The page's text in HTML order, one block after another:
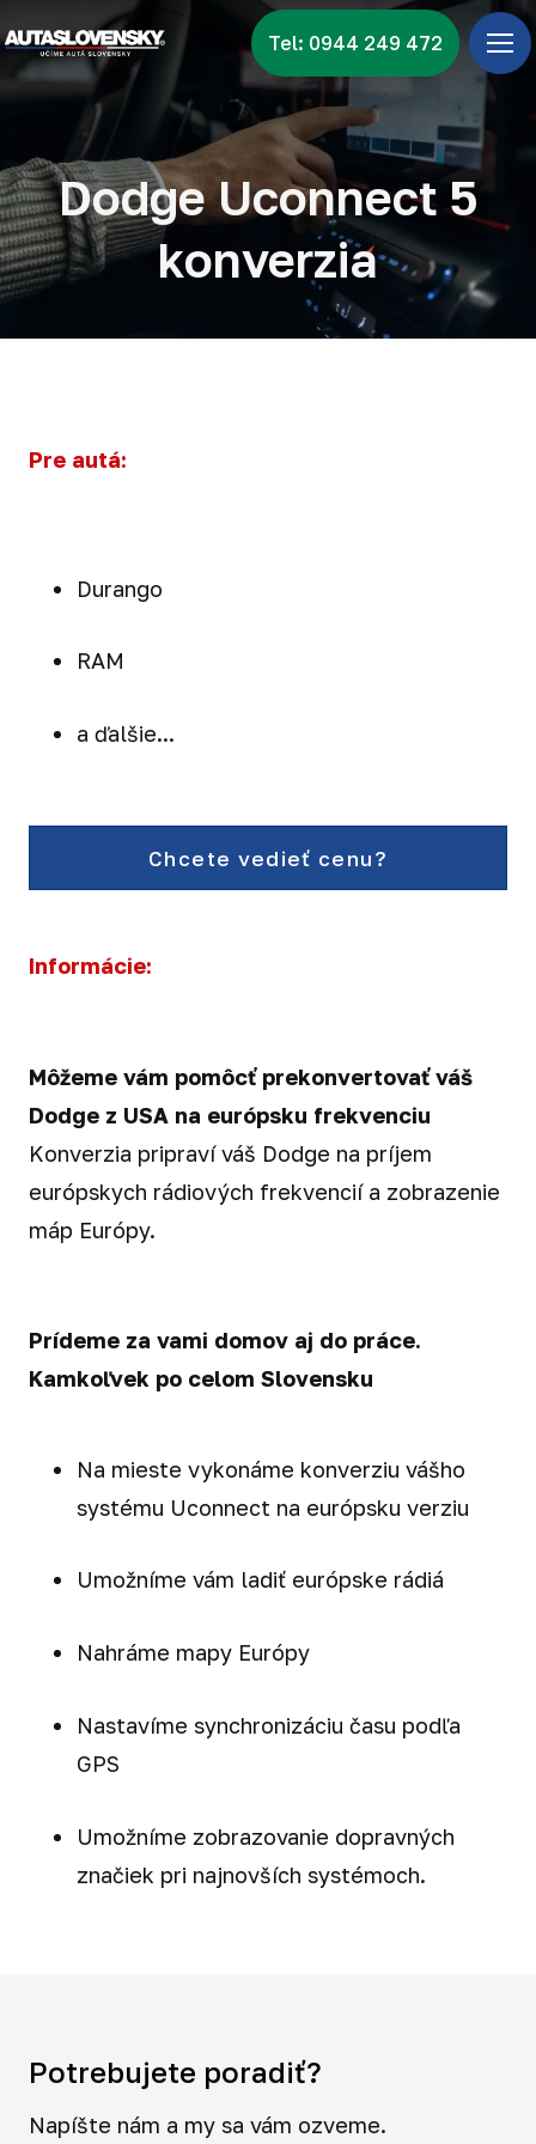
Tel: 0944 249 472
Dodge Uconnect 5
konverzia
Pre autá:
Durango
RAM
a ďalšie...
Chcete vedieť cenu?
Informácie:
Môžeme vám pomôcť prekonvertovať váš
Dodge z USA na európsku frekvenciu
Konverzia pripraví váš Dodge na príjem
európskych rádiových frekvencií a zobrazenie
máp Európy.
Prídeme za vami domov aj do práce.
Kamkoľvek po celom Slovensku
Na mieste vykonáme konverziu vášho
systému Uconnect na európsku verziu
Umožníme vám ladiť európske rádiá
Nahráme mapy Európy
Nastavíme synchronizáciu času podľa
GPS
Umožníme zobrazovanie dopravných
značiek pri najnovších systémoch.
Potrebujete poradiť?
Napíšte nám a my sa vám ozveme.